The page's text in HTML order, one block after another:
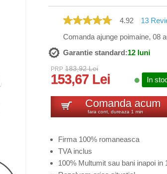
13
4.92
Comanda ajunge poimaine, 08
Garantie standard:12 luni
PRP 183,92 Lei
153,67 Lei In
Comanda acum
fara cont, dureaza 1 min
Firma 100% romaneasca
TVA inclus
100% Multumit sau bani inapoi in